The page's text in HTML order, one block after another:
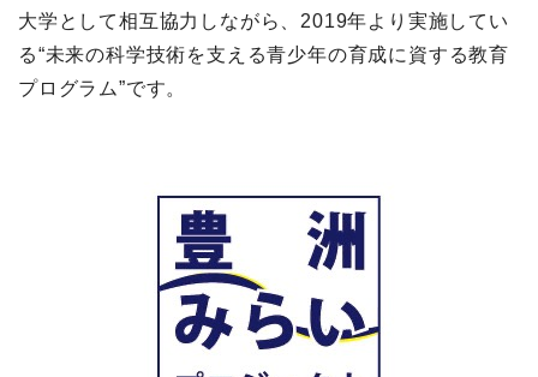
大学として相互協力しながら、2019年より実施してい
る“未来の科学技術を支える青少年の育成に資する教育
プログラム”です。